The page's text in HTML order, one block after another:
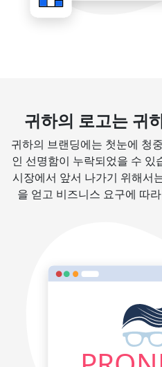
귀하의 로고는 귀
귀하의 브랜딩에는 첫눈에 청
인 선명함이 누락되었을 수 있
시장에서 앞서 나가기 위해서
을 얻고 비즈니스 요구에 따